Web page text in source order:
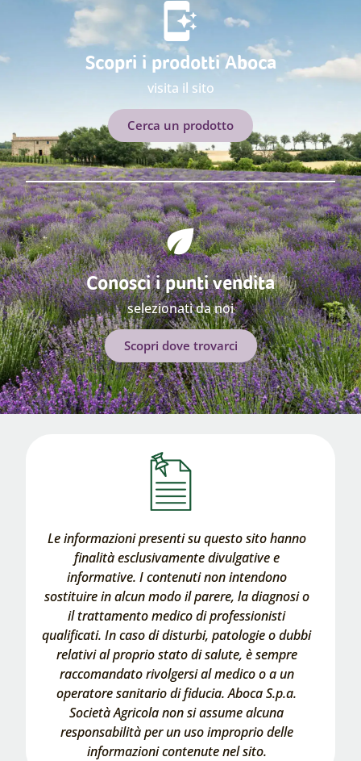
Scopri i prodotti Aboca
visita il sito
Cerca un prodotto
Conosci i punti vendita
selezionati da noi
Scopri dove trovarci
Le informazioni presenti su questo sito hanno
finalità esclusivamente divulgative e
informative. I contenuti non intendono
sostituire in alcun modo il parere, la diagnosi o
il trattamento medico di professionisti
qualificati. In caso di disturbi, patologie o dubbi
relativi al proprio stato di salute, è sempre
raccomandato rivolgersi al medico o a un
operatore sanitario di fiducia. Aboca S.p.a.
Società Agricola non si assume alcuna
responsabilità per un uso improprio delle
informazioni contenute nel sito.